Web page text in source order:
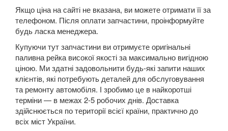
OPEL keyboard_arrow_down
PEUGEOT
PORSCHE
RENAULT
ROVER
SAAB
Якщо ціна на сайті не вказана, ви можете отримати її за
телефоном. Після оплати запчастини, проінформуйте
будь ласка менеджера.
Купуючи тут запчастини ви отримуєте оригінальні
паливна рейка високої якості за максимально вигідною
ціною. Ми здатні задовольнити будь-які запити наших
клієнтів, які потребують деталей для обслуговування
та ремонту автомобіля. І зробимо це в найкоротші
терміни — в межах 2-5 робочих днів. Доставка
здійснюється по території всієї країни, практично до
всіх міст України.